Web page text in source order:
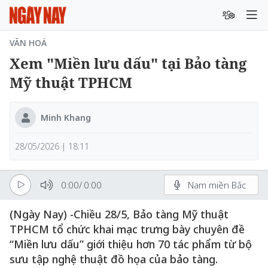
VĂN HOÁ
Xem "Miền lưu dấu" tại Bảo tàng
Mỹ thuật TPHCM
Minh Khang
28/05/2026 | 18:11
0:00/ 0:00 Nam miền Bắc
(Ngày Nay) -Chiều 28/5, Bảo tàng Mỹ thuật
TPHCM tổ chức khai mạc trưng bày chuyên đề
“Miền lưu dấu” giới thiệu hơn 70 tác phẩm từ bộ
sưu tập nghệ thuật đồ họa của bảo tàng.